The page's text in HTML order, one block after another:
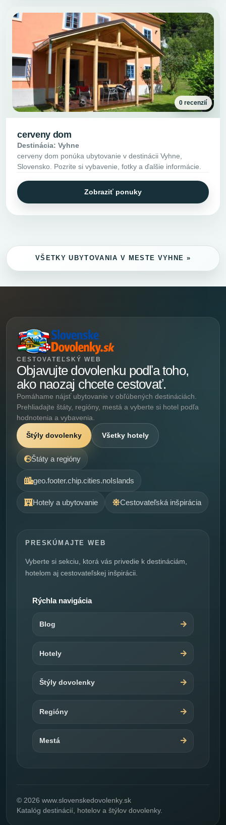
0 recenzií
cerveny dom
Destinácia: Vyhne
cerveny dom ponúka ubytovanie v destinácii Vyhne,
Slovensko. Pozrite si vybavenie, fotky a ďalšie informácie.
Zobraziť ponuky
VŠETKY UBYTOVANIA V MESTE VYHNE »
CESTOVATEĽSKÝ WEB
Objavujte dovolenku podľa toho,
ako naozaj chcete cestovať.
Pomáhame nájsť ubytovanie v obľúbených destináciách.
Prehliadajte štáty, regióny, mestá a vyberte si hotel podľa
hodnotenia a vybavenia.
Štýly dovolenky Všetky hotely
Štáty a regióny
geo.footer.chip.cities.noIslands
Hotely a ubytovanie Cestovateľská inšpirácia
PRESKÚMAJTE WEB
Vyberte si sekciu, ktorá vás privedie k destináciám,
hotelom aj cestovateľskej inšpirácii.
Rýchla navigácia
Blog
Hotely
Štýly dovolenky
Regióny
Mestá
© 2026 www.slovenskedovolenky.sk
Katalóg destinácií, hotelov a štýlov dovolenky.